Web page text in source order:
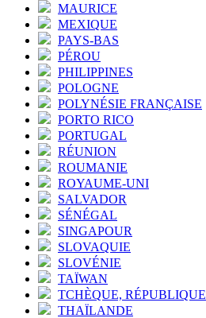
MAURICE
MEXIQUE
PAYS-BAS
PÉROU
PHILIPPINES
POLOGNE
POLYNÉSIE FRANÇAISE
PORTO RICO
PORTUGAL
RÉUNION
ROUMANIE
ROYAUME-UNI
SALVADOR
SÉNÉGAL
SINGAPOUR
SLOVAQUIE
SLOVÉNIE
TAÏWAN
TCHÈQUE, RÉPUBLIQUE
THAÏLANDE